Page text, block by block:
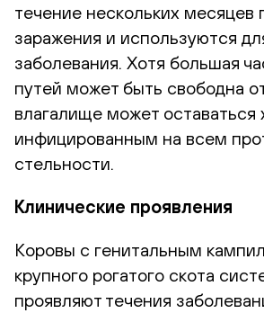
течение нескольких месяцев
заражения и используются
заболевания. Хотя большая
путей может быть свободна
влагалище может оставаться
инфицированным на всем
стельности.
Клинические проявления
Коровы с генитальным
крупного рогатого скота
проявляют течения